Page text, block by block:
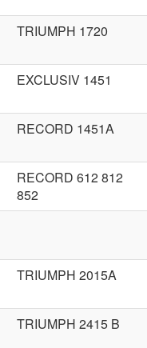
TRIUMPH 1720
EXCLUSIV 1451
RECORD 1451A
RECORD 612 812
852
TRIUMPH 2015A
TRIUMPH 2415 B